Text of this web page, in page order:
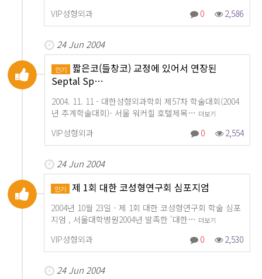
VIP성형외과 0 2,586
24 Jun 2004
인기 짧은코(들창코) 교정에 있어서 연장된
Septal Sp…
2004. 11. 11 - 대한성형외과학회 제57차 학술대회(2004
년 추계학술대회)- 서울 워커힐 호텔제목… 더보기
VIP성형외과 0 2,554
24 Jun 2004
인기 제 1회 대한 코성형연구회 심포지엄
2004년 10월 23일 - 제 1회 대한 코성형연구회 학술 심포
지엄 , 서울대학병원2004년 발족한 '대한… 더보기
VIP성형외과 0 2,530
24 Jun 2004